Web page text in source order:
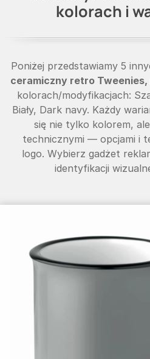
kolorach i
Poniżej przedstawiamy 5
ceramiczny retro Tweenies,
kolorach/modyfikacjach:
Biały, Dark navy. Każdy
się nie tylko kolorem,
technicznymi — opcjami i
logo. Wybierz gadżet
identyfikacji